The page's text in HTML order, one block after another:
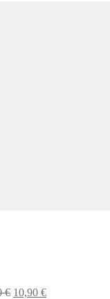
€ Alkuperäinen
10,90 €Nykyinen